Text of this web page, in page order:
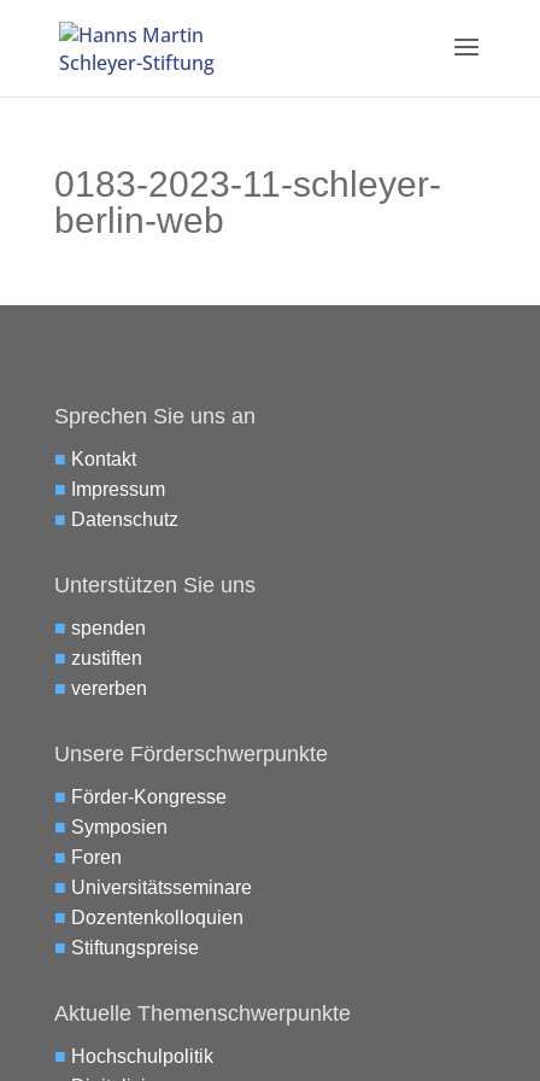
0183-2023-11-schleyer-
berlin-web
Sprechen Sie uns an
■ Kontakt
■ Impressum
■ Datenschutz
Unterstützen Sie uns
■ spenden
■ zustiften
■ vererben
Unsere Förderschwerpunkte
■ Förder-Kongresse
■ Symposien
■ Foren
■ Universitätsseminare
■ Dozentenkolloquien
■ Stiftungspreise
Aktuelle Themenschwerpunkte
■ Hochschulpolitik